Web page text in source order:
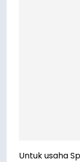
Untuk usaha